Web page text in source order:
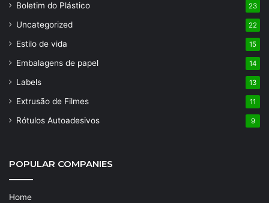
Boletim do Plástico 23
Uncategorized 22
Estilo de vida 15
Embalagens de papel 14
Labels 13
Extrusão de Filmes 11
Rótulos Autoadesivos 9
POPULAR COMPANIES
Home